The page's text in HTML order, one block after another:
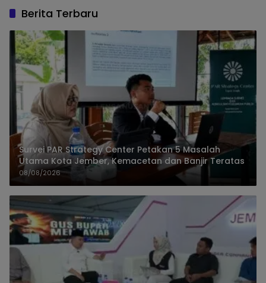
Berita Terbaru
Survei PAR Strategy Center Petakan 5 Masalah
Utama Kota Jember, Kemacetan dan Banjir Teratas
08/08/2026